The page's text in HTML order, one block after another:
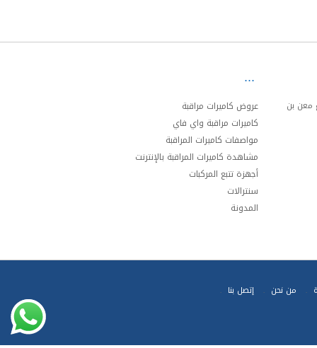
الجنوبي مخرج 20 شارع معن بن
عروض كاميرات مراقبة
كاميرات مراقبة واي فاي
مواصفات كاميرات المراقبة
مشاهدة كاميرات المراقبة بالإنترنت
أجهزة تتبع المركبات
سنترالات
المدونة
من نحن إتصل بنا